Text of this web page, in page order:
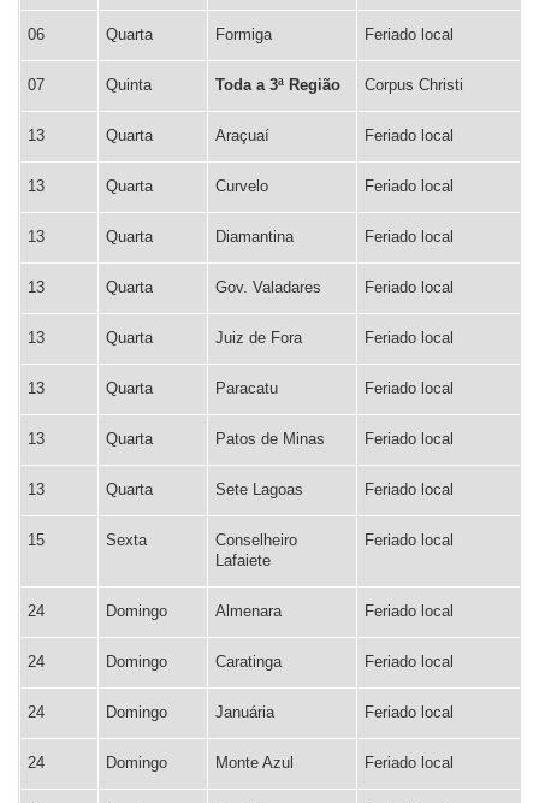
06 Quarta Formiga Feriado local
07 Quinta Toda a 3ª Região Corpus Christi
13 Quarta Araçuaí Feriado local
13 Quarta Curvelo Feriado local
13 Quarta Diamantina Feriado local
13 Quarta Gov. Valadares Feriado local
13 Quarta Juiz de Fora Feriado local
13 Quarta Paracatu Feriado local
13 Quarta Patos de Minas Feriado local
13 Quarta Sete Lagoas Feriado local
15 Sexta
Conselheiro
Lafaiete
Feriado local
24 Domingo Almenara Feriado local
24 Domingo Caratinga Feriado local
24 Domingo Januária Feriado local
24 Domingo Monte Azul Feriado local